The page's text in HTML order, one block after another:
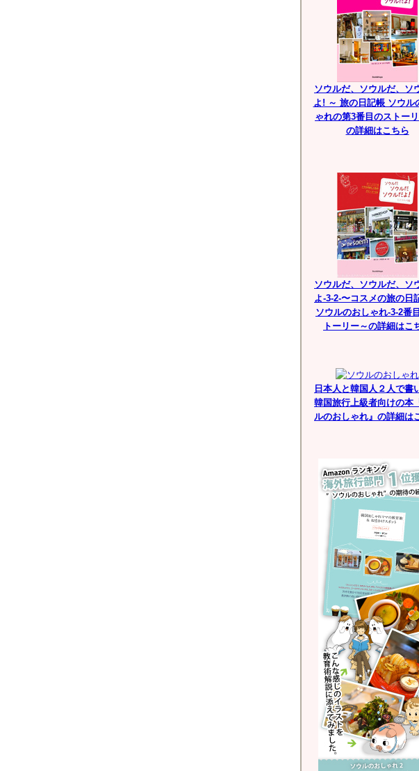
ソウルだ、ソウルだ、ソ
よ! ～ 旅の日記帳 ソウル
ゃれの第3番目のストー
の詳細はこちら
ソウルだ、ソウルだ、ソ
よ-3-2-〜コスメの旅の日
ソウルのおしゃれ-3-2番
トーリー～の詳細はこ
日本人と韓国人２人で書
韓国旅行上級者向けの本
ルのおしゃれ』の詳細は